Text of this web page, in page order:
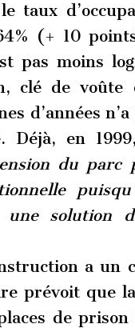
taux
(+ 10
pas moins
clé de voûte
d’années
Déjà, en
du
solution
a un
prévoit que
de